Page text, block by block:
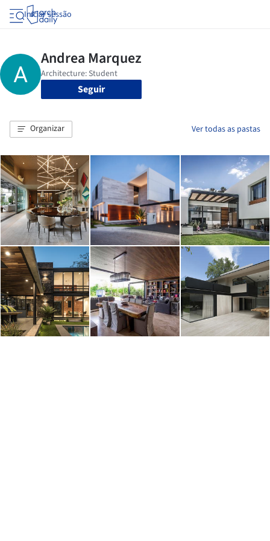
Iniciar sessão
Seguir
Organizar Ver todas as pastas